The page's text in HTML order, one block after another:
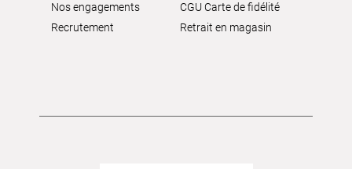
Nos engagements
Recrutement
CGU Carte de fidélité
Retrait en magasin